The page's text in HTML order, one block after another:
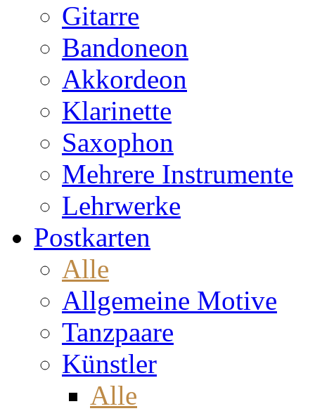
Gitarre
Bandoneon
Akkordeon
Klarinette
Saxophon
Mehrere Instrumente
Lehrwerke
Postkarten
Alle
Allgemeine Motive
Tanzpaare
Künstler
Alle